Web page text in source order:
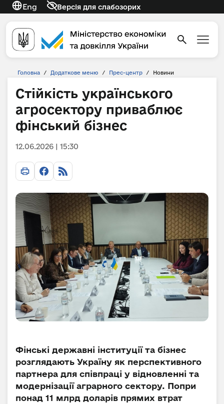
Eng Версія для слабозорих
Головна / Додаткове меню / Прес-центр / Новини
Стійкість українського
агросектору приваблює
фінський бізнес
12.06.2026 | 15:30
Фінські державні інституції та бізнес
розглядають Україну як перспективного
партнера для співпраці у відновленні та
модернізації аграрного сектору. Попри
понад 11 млрд доларів прямих втрат